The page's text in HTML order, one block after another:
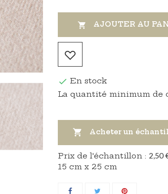
 AJOUTER AU
 En stock
La quantité minimum de
 Acheter un
Prix ​​de l'échantillon : 2,50
15 cm x 25 cm